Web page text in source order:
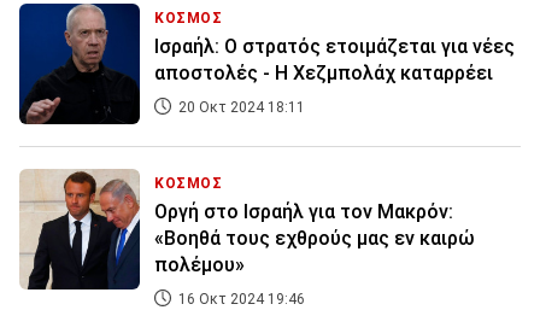
ΚΟΣΜΟΣ
Ισραήλ: Ο στρατός ετοιμάζεται για νέες
αποστολές - Η Χεζμπολάχ καταρρέει
20 Οκτ 2024 18:11
ΚΟΣΜΟΣ
Οργή στο Ισραήλ για τον Μακρόν:
«Βοηθά τους εχθρούς μας εν καιρώ
πολέμου»
16 Οκτ 2024 19:46